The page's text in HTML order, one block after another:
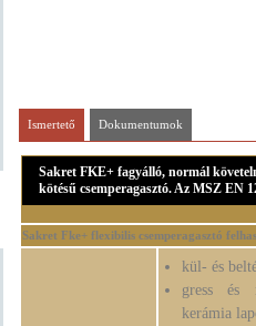
Ismertető Dokumentumok
Sakret FKE+ fagyálló, normál
kötésű csemperagasztó. Az MSZ EN
Sakret Fke+ flexibilis csemperagasztó
kül- és
gress és
kerámia